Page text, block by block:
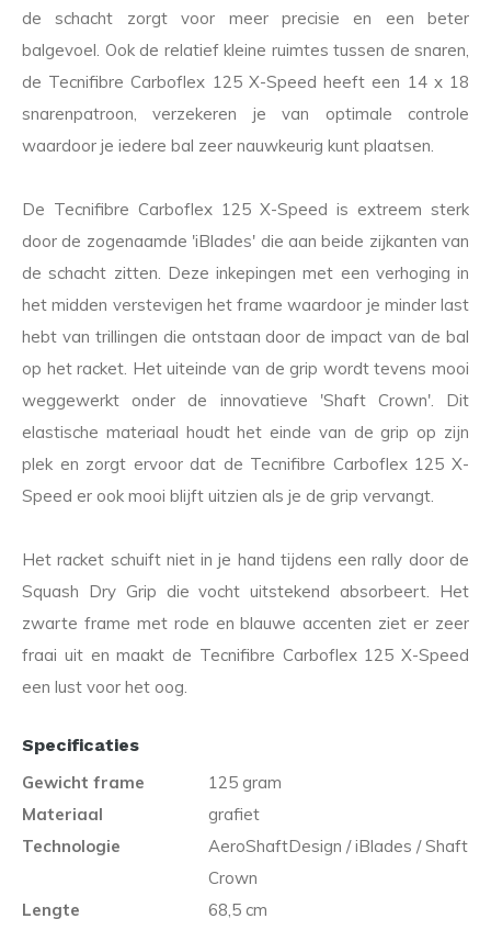
de schacht zorgt voor meer precisie en een beter
balgevoel. Ook de relatief kleine ruimtes tussen de snaren,
de Tecnifibre Carboflex 125 X-Speed heeft een 14 x 18
snarenpatroon, verzekeren je van optimale controle
waardoor je iedere bal zeer nauwkeurig kunt plaatsen.
De Tecnifibre Carboflex 125 X-Speed is extreem sterk
door de zogenaamde 'iBlades' die aan beide zijkanten van
de schacht zitten. Deze inkepingen met een verhoging in
het midden verstevigen het frame waardoor je minder last
hebt van trillingen die ontstaan door de impact van de bal
op het racket. Het uiteinde van de grip wordt tevens mooi
weggewerkt onder de innovatieve 'Shaft Crown'. Dit
elastische materiaal houdt het einde van de grip op zijn
plek en zorgt ervoor dat de Tecnifibre Carboflex 125 X-
Speed er ook mooi blijft uitzien als je de grip vervangt.
Het racket schuift niet in je hand tijdens een rally door de
Squash Dry Grip die vocht uitstekend absorbeert. Het
zwarte frame met rode en blauwe accenten ziet er zeer
fraai uit en maakt de Tecnifibre Carboflex 125 X-Speed
een lust voor het oog.
Specificaties
Gewicht frame
125 gram
Materiaal
grafiet
Technologie
AeroShaftDesign / iBlades / Shaft
Crown
Lengte
68,5 cm